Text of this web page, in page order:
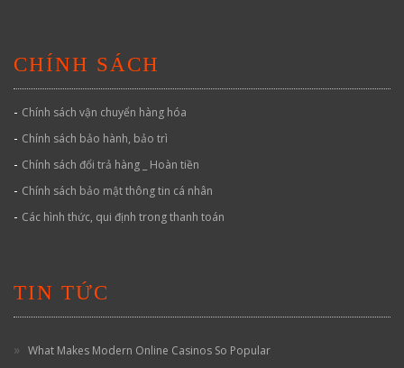
CHÍNH SÁCH
- Chính sách vận chuyển hàng hóa
- Chính sách bảo hành, bảo trì
- Chính sách đổi trả hàng _ Hoàn tiền
- Chính sách bảo mật thông tin cá nhân
- Các hình thức, qui định trong thanh toán
TIN TỨC
What Makes Modern Online Casinos So Popular